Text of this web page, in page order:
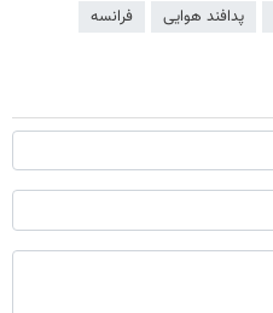
پدافند هوایی فرانسه